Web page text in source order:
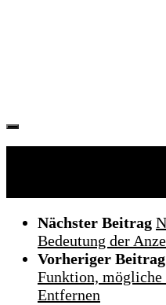
Nächster Beitrag
Bedeutung der
Vorheriger Beitrag
Funktion,
Entfernen